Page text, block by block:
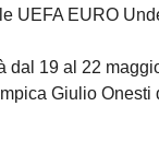
UEFA EURO
dal 19 al 22
Giulio Onesti